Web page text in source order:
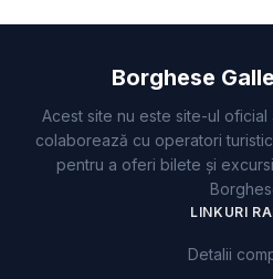
Borghese
Acest site nu este site-ul
colaborează cu operatori
pentru a oferi bilete și
LINKURI
Detalii